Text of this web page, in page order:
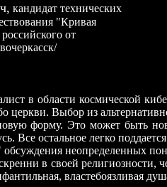
кандидат технических
"Кривая
от
/
в области космической
церкви. Выбор из
форму. Это может быть
Все остальное легко
обсуждения неопределенных
в своей
властебоязливая